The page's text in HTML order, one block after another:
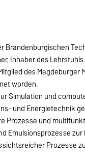
Brandenburgischen
Inhaber des
des Magdeburger
worden.
Simulation und
und Energietechnik
Prozesse und
Emulsionsprozesse zur
Prozesse